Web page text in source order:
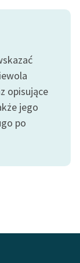
opisujące
jego
po